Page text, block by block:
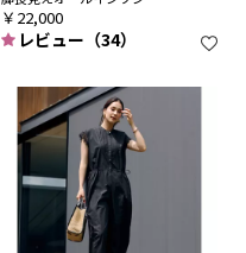
￥22,000
レビュー（34）